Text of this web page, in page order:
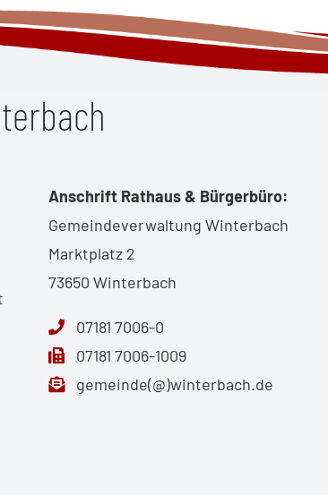
Anschrift Rathaus & Bürgerbüro:
Gemeindeverwaltung Winterbach
Marktplatz 2
73650 Winterbach
07181 7006-0
07181 7006-1009
gemeinde(@)winterbach.de